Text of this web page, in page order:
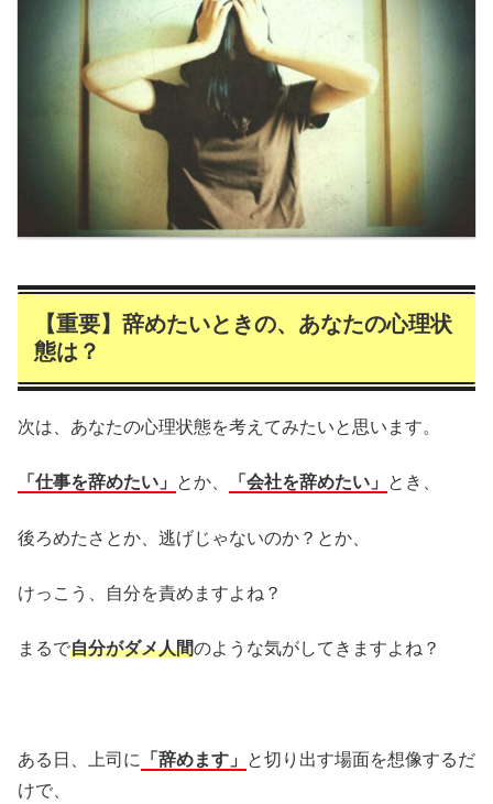
【重要】辞めたいときの、あなたの心理状
態は？
次は、あなたの心理状態を考えてみたいと思います。
「仕事を辞めたい」 とか、 「会社を辞めたい」 とき、
後ろめたさとか、逃げじゃないのか？とか、
けっこう、自分を責めますよね？
まるで自分がダメ人間のような気がしてきますよね？
ある日、上司に 「辞めます」
と切り出す場面を想像するだ
けで、